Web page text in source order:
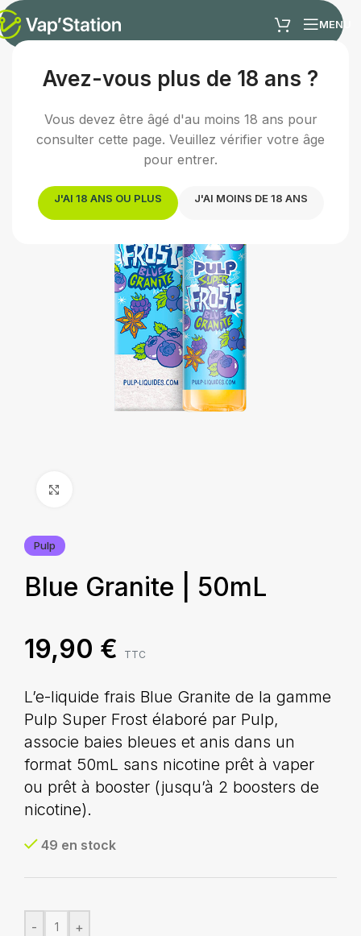
Avez-vous plus de 18 ans ?
Vous devez être âgé d'au moins 18 ans pour
consulter cette page. Veuillez vérifier votre âge
pour entrer.
J'AI 18 ANS OU PLUS J'AI MOINS DE 18 ANS
MENU
Accueil /E-liquides/E-liquide fruité
Pulp
Blue Granite | 50mL
19,90 € TTC
L’e-liquide frais Blue Granite de la gamme
Pulp Super Frost élaboré par Pulp,
associe baies bleues et anis dans un
format 50mL sans nicotine prêt à vaper
ou prêt à booster (jusqu’à 2 boosters de
nicotine).
49 en stock
- +